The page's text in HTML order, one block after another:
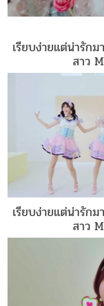
เรียบง่ายแต่น่ารัก
สาว
เรียบง่ายแต่น่ารัก
สาว